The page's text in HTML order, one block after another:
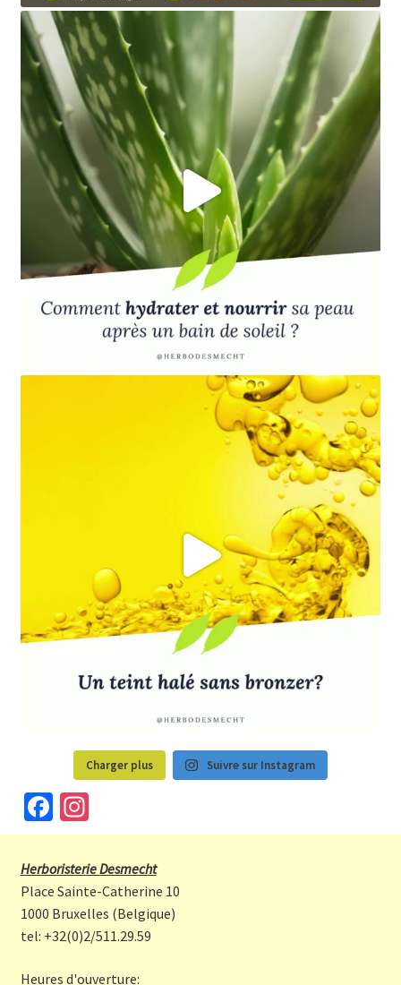
Charger plus Suivre sur Instagram
Fa
ce
b
o
o
k
In
st
a
gr
a
m
Herboristerie Desmecht
Place Sainte-Catherine 10
1000 Bruxelles (Belgique)
tel: +32(0)2/511.29.59
Heures d'ouverture: